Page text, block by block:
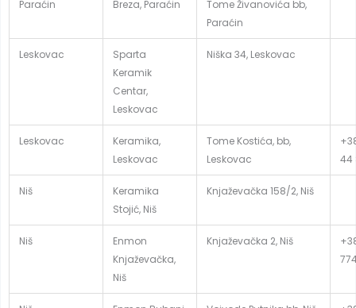
Paraćin Breza, Paraćin
Tome Živanovića bb,
Paraćin
Leskovac
Sparta
Keramik
Centar,
Leskovac
Niška 34, Leskovac
Leskovac
Keramika,
Leskovac
Tome Kostića, bb,
Leskovac
44
Niš
Keramika
Stojić, Niš
Knjaževačka 158/2, Niš
Niš
Enmon
Knjaževačka,
Niš
Knjaževačka 2, Niš